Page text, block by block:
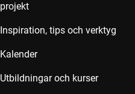
projekt
Inspiration, tips och verktyg
Kalender
Utbildningar och kurser